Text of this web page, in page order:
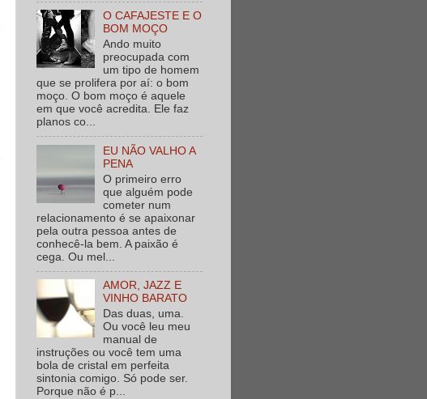
O CAFAJESTE E O
BOM MOÇO
Ando muito
preocupada com
um tipo de homem
que se prolifera por aí: o bom
moço. O bom moço é aquele
em que você acredita. Ele faz
planos co...
EU NÃO VALHO A
PENA
O primeiro erro
que alguém pode
cometer num
relacionamento é se apaixonar
pela outra pessoa antes de
conhecê-la bem. A paixão é
cega. Ou mel...
AMOR, JAZZ E
VINHO BARATO
Das duas, uma.
Ou você leu meu
manual de
instruções ou você tem uma
bola de cristal em perfeita
sintonia comigo. Só pode ser.
Porque não é p...